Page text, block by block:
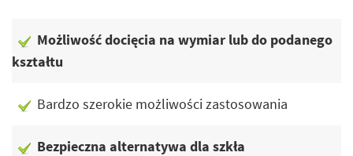
Możliwość docięcia na wymiar lub do podanego
kształtu
Bardzo szerokie możliwości zastosowania
Bezpieczna alternatywa dla szkła